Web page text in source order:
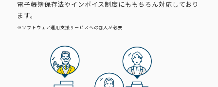
電子帳簿保存法やインボイス制度にももちろん対応しており
ます。
※ソフトウェア運用支援サービスへの加入が必要